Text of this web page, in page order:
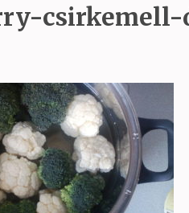
csirkemell-